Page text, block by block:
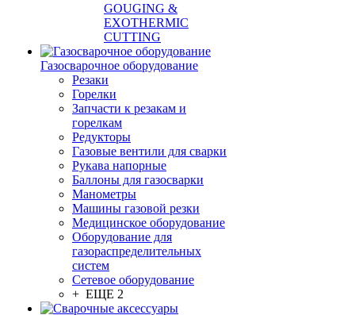
GOUGING &
EXOTHERMIC
CUTTING
Газосварочное оборудование
Резаки
Горелки
Запчасти к резакам и
горелкам
Редукторы
Газовые вентили для сварки
Рукава напорные
Баллоны для газосварки
Манометры
Машины газовой резки
Медицинское оборудование
Оборудование для
газораспределительных
систем
Сетевое оборудование
+ ЕЩЕ 2